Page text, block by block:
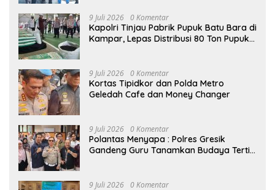
9 Juli 2026 0 Komentar
Kapolri Tinjau Pabrik Pupuk Batu Bara di
Kampar, Lepas Distribusi 80 Ton Pupuk
9 Juli 2026 0 Komentar
Kortas Tipidkor dan Polda Metro
Geledah Cafe dan Money Changer
9 Juli 2026 0 Komentar
Polantas Menyapa : Polres Gresik
Gandeng Guru Tanamkan Budaya Tertib
9 Juli 2026 0 Komentar